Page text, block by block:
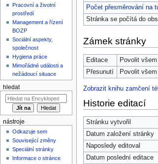
Počet přesměrování na
Stránka se počítá do
Zámek stránky
Editace
Povolit
Přesunutí
Povolit
Zobrazit knihu zamčení
Historie editací
Stránku vytvořil
Datum založení stránky
Naposledy editoval
Datum poslední editace
Pracovní a životní
prostředí
Management a řízení
BOZP
Sociální aspekty,
společnost
Hygiena práce
Mimořádné události a
nežádoucí situace
hledat
nástroje
Odkazuje sem
Související změny
Speciální stránky
Informace o stránce